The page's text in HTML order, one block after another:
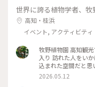
世界に誇る植物学者、
高知・桂浜
イベント, アクティビテ
牧野植物園 高知観
入り 訪れた人をい
込まれた空間だと思
2026.05.12